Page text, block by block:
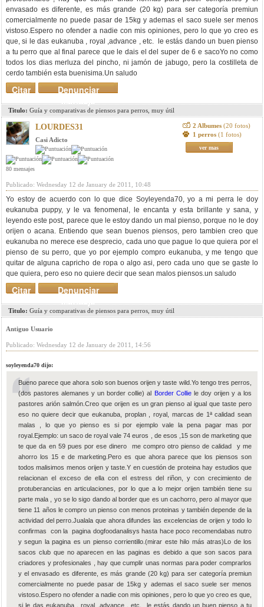
envasado es diferente, es más grande (20 kg) para ser categoría premiun
comercialmente no puede pasar de 15kg y ademas el saco suele ser menos
vistoso.Espero no ofender a nadie con mis opiniones, pero lo que yo creo es
que, si le das eukanuba , royal ,advance , etc. le estás dando un buen pienso
a tu perro que al final parece que le dais el del super de 6 e sacoYo no como
todos los dias merluza del pincho, ni jamón de jabugo, pero la costilleta de
cerdo también esta buenisima.Un saludo
Denunciar
mensaje
Citar
Titulo: Guía y comparativas de piensos para perros, muy útil
LOURDES31
Casi Adicto
80 mensajes
2 Albumes (20 fotos)
1 perros (1 fotos)
ver mas
Publicado: Wednesday 12 de January de 2011, 10:48
Yo estoy de acuerdo con lo que dice Soyleyenda70, yo a mi perra le doy
eukanuba puppy, y le va fenomenal, le encanta y esta brillante y sana, y
leyendo este post, parece que le estoy dando un mal pienso, porque no le doy
orijen o acana. Entiendo que sean buenos piensos, pero tambien creo que
eukanuba no merece ese desprecio, cada uno que pague lo que quiera por el
pienso de su perro, que yo por ejemplo compro eukanuba, y me tengo que
quitar de alguna capricho de ropa o algo asi, pero cada uno que se gaste lo
que quiera, pero eso no quiere decir que sean malos piensos.un saludo
Denunciar
mensaje
Citar
Titulo: Guía y comparativas de piensos para perros, muy útil
Antiguo Usuario
Publicado: Wednesday 12 de January de 2011, 14:56
soyleyenda70 dijo:
Bueno parece que ahora solo son buenos orijen y taste wild.Yo tengo tres perros,
(dos pastores alemanes y un border collie) al Border Colliele doy orijen y a los
pastores arión salmón.Creo que orijen es un gran pienso al igual que taste pero
eso no quiere decir que eukanuba, proplan , royal, marcas de 1ª calidad sean
malas , lo que yo pienso es si por ejemplo vale la pena pagar mas por
royal.Ejemplo: un saco de royal vale 74 euros , de esos ,15 son de marketing que
te que da en 59 pues por ese dinero me compro otro pienso de calidad y me
ahorro los 15 e de marketing.Pero es que ahora parece que los piensos son
todos malisimos menos orijen y taste.Y en cuestión de proteina hay estudios que
relacionan el exceso de ella con el estress del riñon, y con crecimiento de
protuberancias en articulaciones, por lo que a lo mejor orijen también tiene su
parte mala , yo se lo sigo dando al border que es un cachorro, pero al mayor que
tiene 11 años le compro un pienso con menos proteinas y también depende de la
actividad del perro.Jualala que ahora difundes las excelencias de orijen y todo lo
confirmas con la pagina dogfoodanalisys hasta hace poco recomendabas nutro
y segun la pagina es un pienso corrientillo.(mirar este hilo más atras)Lo de los
sacos club que no aparecen en las paginas es debido a que son sacos para
criadores y profesionales , hay que cumplir unas normas para poder comprarlos
y el envasado es diferente, es más grande (20 kg) para ser categoría premiun
comercialmente no puede pasar de 15kg y ademas el saco suele ser menos
vistoso.Espero no ofender a nadie con mis opiniones, pero lo que yo creo es que,
si le das eukanuba , royal ,advance , etc. le estás dando un buen pienso a tu